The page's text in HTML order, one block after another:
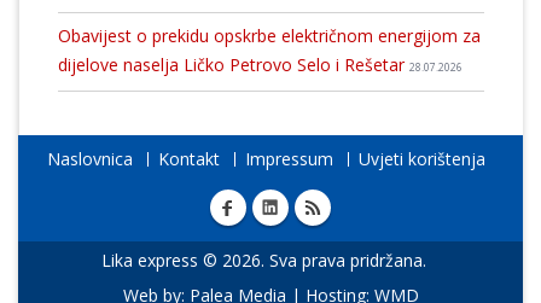
Obavijest o prekidu opskrbe električnom energijom za
dijelove naselja Ličko Petrovo Selo i Rešetar 28.07.2026
Naslovnica Kontakt Impressum Uvjeti korištenja
Lika express © 2026. Sva prava pridržana.
Web by: Palea Media | Hosting: WMD